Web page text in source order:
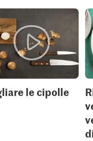
le cipolle